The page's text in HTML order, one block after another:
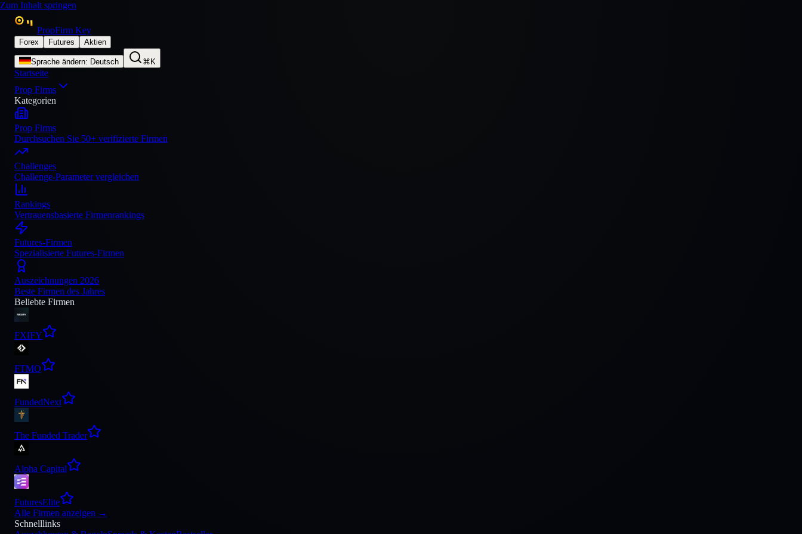
Zum Inhalt springen
PropFirm Key
Forex Futures Aktien
Sprache ändern: Deutsch ⌘K
Startseite
Prop Firms
Kategorien
Prop Firms
Durchsuchen Sie 50+ verifizierte Firmen
Challenges
Challenge-Parameter vergleichen
Rankings
Vertrauensbasierte Firmenrankings
Futures-Firmen
Spezialisierte Futures-Firmen
Auszeichnungen 2026
Beste Firmen des Jahres
Beliebte Firmen
FXIFY
FTMO
FundedNext
The Funded Trader
Alpha Capital
FuturesElite
Alle Firmen anzeigen →
Schnelllinks